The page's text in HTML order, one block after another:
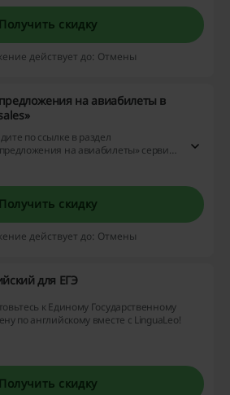
на авиабилеты.
Получить скидку
действует до: Отмены
на авиабилеты в
по ссылке в раздел
на авиабилеты» сервиса
по всем направлениям.
Получить скидку
действует до: Отмены
для ЕГЭ
к Единому Государственному
по английскому вместе с LinguaLeo!
Получить скидку